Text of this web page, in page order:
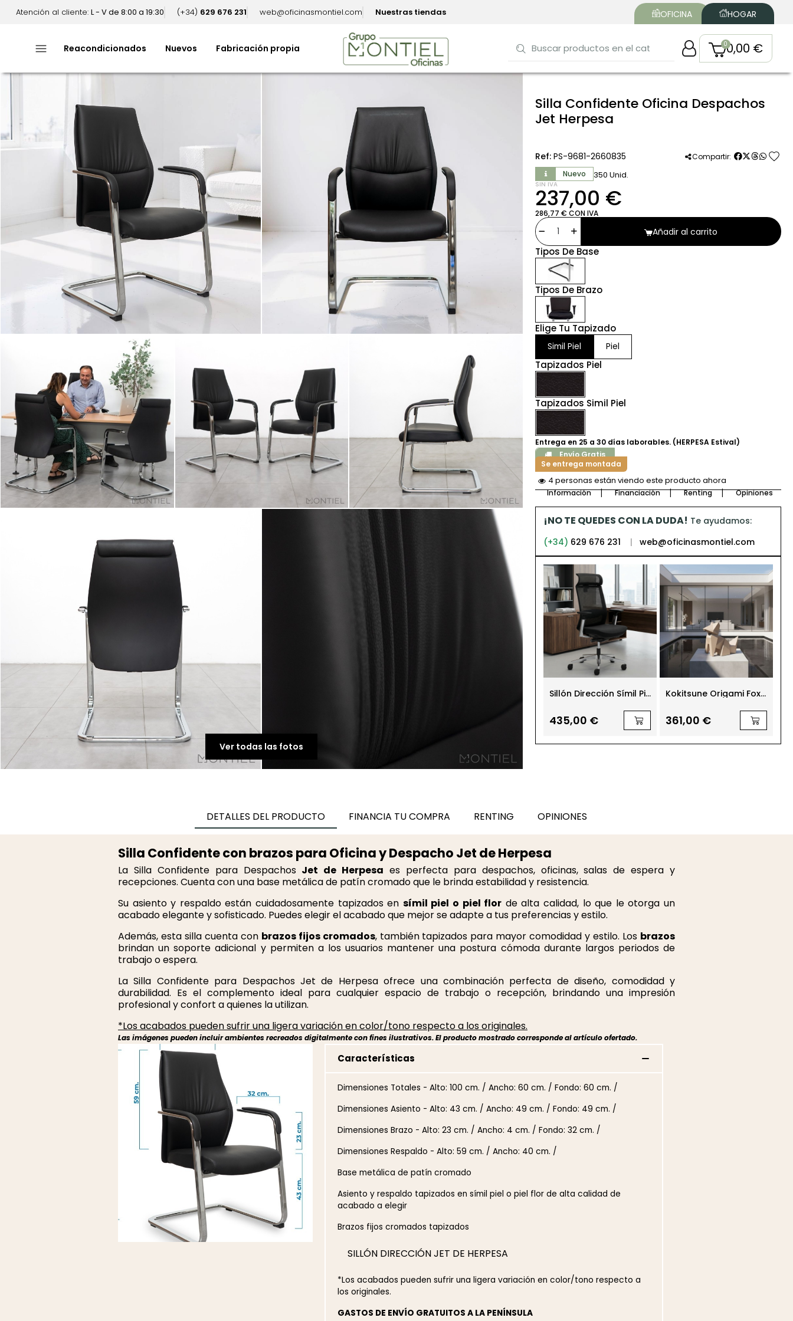
Atención al cliente: L - V de 8:00 a 19:30 (+34) 629 676 231 web@oficinasmontiel.com Nuestras tiendas OFICINA HOGAR
menu Reacondicionados Nuevos Fabricación propia 0,00 €
Ver todas las fotos
Silla Confidente Oficina Despachos
Jet Herpesa
Ref: PS-9681-2660835 Compartir: favorite
Nuevo 350 Unid.
SIN IVA
237,00 €
286,77 € CON IVA
Añadir al carrito
Tipos De Base
Tipos De Brazo
Elige Tu Tapizado
Simil Piel Piel
Tapizados Piel
Tapizados Simil Piel
Entrega en 25 a 30 días laborables. (HERPESA Estival)
Envío Gratis
Se entrega montada
4 personas están viendo este producto ahora
Información Financiación Renting Opiniones
¡NO TE QUEDES CON LA DUDA! Te ayudamos:
(+34) 629 676 231 | web@oficinasmontiel.com
Sillón Dirección Símil Piel
435,00 €
Kokitsune Origami Fox
361,00 €
DETALLES DEL PRODUCTO FINANCIA TU COMPRA RENTING OPINIONES
Silla Confidente con brazos para Oficina y Despacho Jet de Herpesa
La Silla Confidente para Despachos Jet de Herpesa es perfecta para despachos, oficinas, salas de espera y
recepciones. Cuenta con una base metálica de patín cromado que le brinda estabilidad y resistencia.
Su asiento y respaldo están cuidadosamente tapizados en símil piel o piel flor de alta calidad, lo que le otorga un
acabado elegante y sofisticado. Puedes elegir el acabado que mejor se adapte a tus preferencias y estilo.
Además, esta silla cuenta con brazos fijos cromados, también tapizados para mayor comodidad y estilo. Los brazos
brindan un soporte adicional y permiten a los usuarios mantener una postura cómoda durante largos periodos de
trabajo o espera.
La Silla Confidente para Despachos Jet de Herpesa ofrece una combinación perfecta de diseño, comodidad y
durabilidad. Es el complemento ideal para cualquier espacio de trabajo o recepción, brindando una impresión
profesional y confort a quienes la utilizan.
*Los acabados pueden sufrir una ligera variación en color/tono respecto a los originales.
Las imágenes pueden incluir ambientes recreados digitalmente con fines ilustrativos. El producto mostrado corresponde al artículo ofertado.
Características
Dimensiones Totales - Alto: 100 cm. / Ancho: 60 cm. / Fondo: 60 cm. /
Dimensiones Asiento - Alto: 43 cm. / Ancho: 49 cm. / Fondo: 49 cm. /
Dimensiones Brazo - Alto: 23 cm. / Ancho: 4 cm. / Fondo: 32 cm. /
Dimensiones Respaldo - Alto: 59 cm. / Ancho: 40 cm. /
Base metálica de patín cromado
Asiento y respaldo tapizados en símil piel o piel flor de alta calidad de
acabado a elegir
Brazos fijos cromados tapizados
SILLÓN DIRECCIÓN JET DE HERPESA
*Los acabados pueden sufrir una ligera variación en color/tono respecto a
los originales.
GASTOS DE ENVÍO GRATUITOS A LA PENÍNSULA